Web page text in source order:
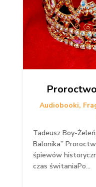
Audiobooki,
Tadeusz Boy-
Balonika”
śpiewów
czas świtaniaPo...